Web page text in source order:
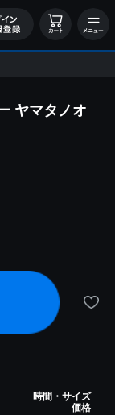
ヤマタノオ
時間・サイズ
価格